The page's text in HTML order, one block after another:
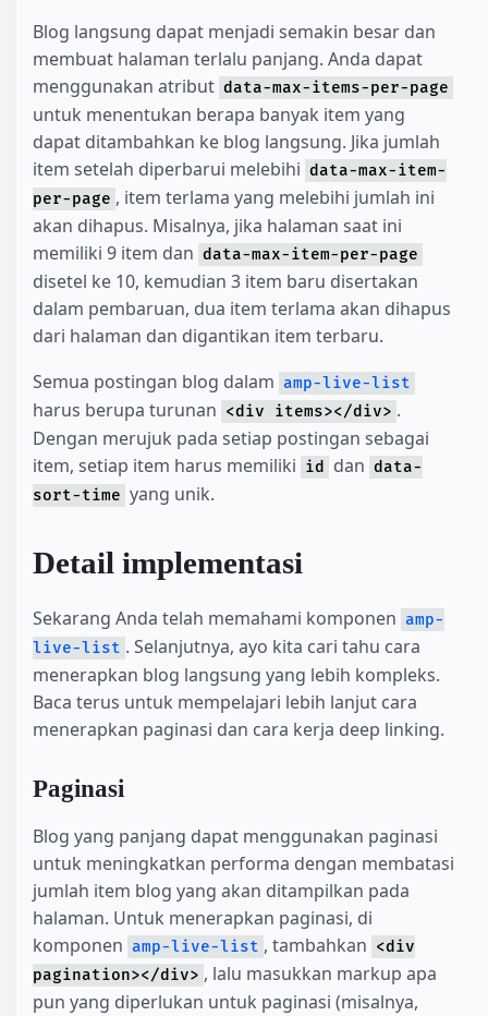
Blog langsung dapat menjadi semakin besar dan
membuat halaman terlalu panjang. Anda dapat
menggunakan atribut data-max-items-per-page
untuk menentukan berapa banyak item yang
dapat ditambahkan ke blog langsung. Jika jumlah
item setelah diperbarui melebihi data-max-item-
per-page , item terlama yang melebihi jumlah ini
akan dihapus. Misalnya, jika halaman saat ini
memiliki 9 item dan data-max-item-per-page
disetel ke 10, kemudian 3 item baru disertakan
dalam pembaruan, dua item terlama akan dihapus
dari halaman dan digantikan item terbaru.
Semua postingan blog dalam amp-live-list
harus berupa turunan <div items></div> .
Dengan merujuk pada setiap postingan sebagai
item, setiap item harus memiliki id dan data-
sort-time yang unik.
Detail implementasi
Sekarang Anda telah memahami komponen amp-
live-list . Selanjutnya, ayo kita cari tahu cara
menerapkan blog langsung yang lebih kompleks.
Baca terus untuk mempelajari lebih lanjut cara
menerapkan paginasi dan cara kerja deep linking.
Paginasi
Blog yang panjang dapat menggunakan paginasi
untuk meningkatkan performa dengan membatasi
jumlah item blog yang akan ditampilkan pada
halaman. Untuk menerapkan paginasi, di
komponen amp-live-list , tambahkan <div
pagination></div> , lalu masukkan markup apa
pun yang diperlukan untuk paginasi (misalnya,